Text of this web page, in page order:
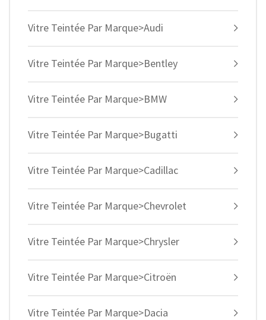
Vitre Teintée Par Marque>Audi
Vitre Teintée Par Marque>Bentley
Vitre Teintée Par Marque>BMW
Vitre Teintée Par Marque>Bugatti
Vitre Teintée Par Marque>Cadillac
Vitre Teintée Par Marque>Chevrolet
Vitre Teintée Par Marque>Chrysler
Vitre Teintée Par Marque>Citroën
Vitre Teintée Par Marque>Dacia